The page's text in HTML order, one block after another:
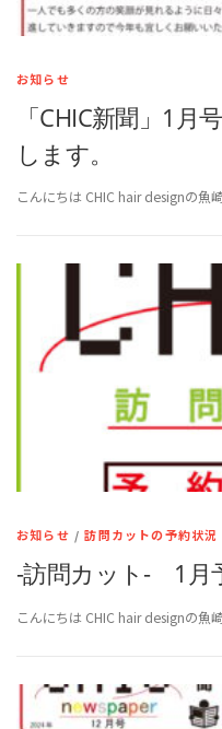
お知らせ
「CHIC新聞」1
します。
こんにちは CHIC hair designの魚
お知らせ /訪問カットの予約状況
-訪問カット- 1月
こんにちは CHIC hair designの魚